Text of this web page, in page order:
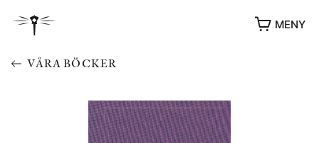
MENY
VÅRA BÖCKER